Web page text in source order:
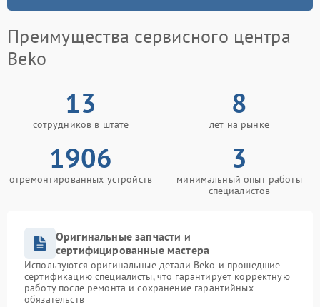
Преимущества сервисного центра
Beko
13
сотрудников в штате
8
лет на рынке
1906
отремонтированных устройств
3
минимальный опыт работы
специалистов
Оригинальные запчасти и
сертифицированные мастера
Используются оригинальные детали Beko и прошедшие
сертификацию специалисты, что гарантирует корректную
работу после ремонта и сохранение гарантийных
обязательств